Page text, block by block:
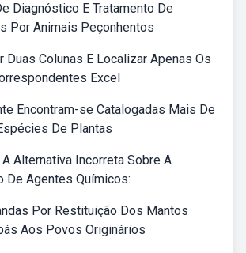
Diagnóstico E Tratamento De
Por Animais Peçonhentos
Duas Colunas E Localizar Apenas Os
Excel
Encontram-se Catalogadas Mais De
De Plantas
Alternativa Incorreta Sobre A
De Agentes Químicos:
Por Restituição Dos Mantos
Aos Povos Originários